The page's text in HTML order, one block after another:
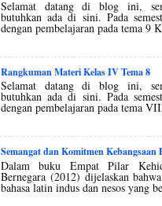
Selamat datang di blog ini,
butuhkan ada di sini. Pada
dengan pembelajaran pada tema 9
Rangkuman Materi Kelas IV Tema 8
Selamat datang di blog ini,
butuhkan ada di sini. Pada
dengan pembelajaran pada tema
Semangat dan Komitmen Kebangsaan
Dalam buku Empat Pilar
Bernegara (2012) dijelaskan
bahasa latin indus dan nesos yang